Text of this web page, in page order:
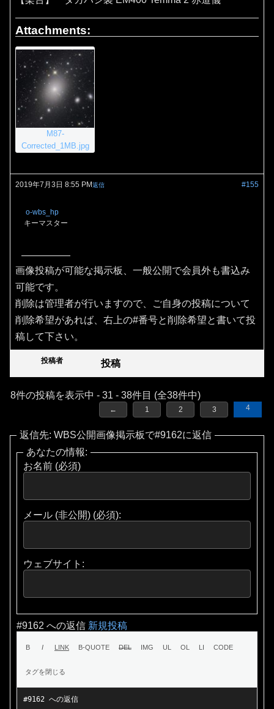
Attachments:
M87-
Corrected_1MB.jpg
2019年7月3日 8:55 PM #155
返信
o-wbs_hp
キーマスター
画像投稿が可能な掲示板、一般公開で会員外も書込み
可能です。
削除は管理者が行いますので、ご自身の投稿について
削除希望があれば、右上の#番号と削除希望と書いて投
稿して下さい。
投稿者 投稿
8件の投稿を表示中 - 31 - 38件目 (全38件中)
← 1 2 3 4
返信先: WBS公開画像掲示板で#9162に返信
あなたの情報:
お名前 (必須)
メール (非公開) (必須):
ウェブサイト:
#9162 への返信 新規投稿